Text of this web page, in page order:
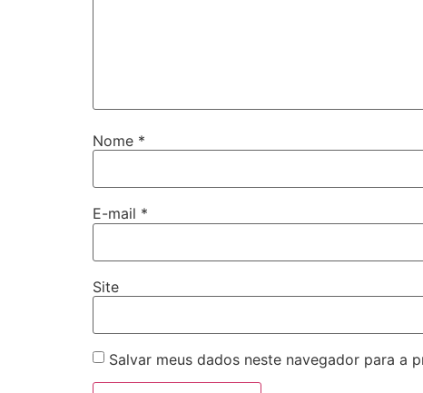
Nome *
E-mail *
Site
Salvar meus dados neste navegador para a